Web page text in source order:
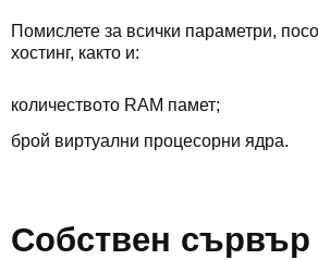
Помислете за всички параметри,
хостинг, както и:
количеството RAM памет;
брой виртуални процесорни ядра.
Собствен сървър